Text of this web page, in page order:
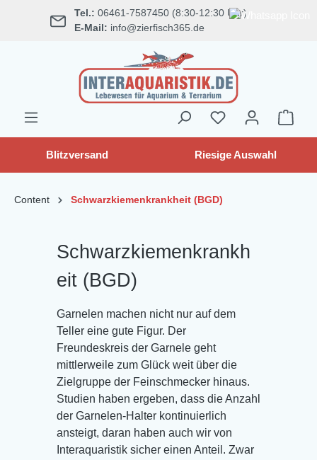
springen Tel.: 06461-7587450 (8:30-12:30 Uhr)
E-Mail: info@zierfisch365.de
Blitzversand Riesige Auswahl
Content Schwarzkiemenkrankheit (BGD)
Schwarzkiemenkrankh
eit (BGD)
Garnelen machen nicht nur auf dem
Teller eine gute Figur. Der
Freundeskreis der Garnele geht
mittlerweile zum Glück weit über die
Zielgruppe der Feinschmecker hinaus.
Studien haben ergeben, dass die Anzahl
der Garnelen-Halter kontinuierlich
ansteigt, daran haben auch wir von
Interaquaristik sicher einen Anteil. Zwar